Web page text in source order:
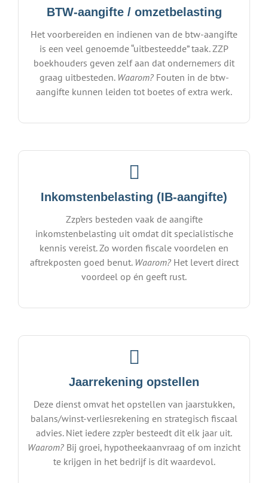
BTW-aangifte / omzetbelasting
Het voorbereiden en indienen van de btw-aangifte
is een veel genoemde “uitbesteedde” taak. ZZP
boekhouders geven zelf aan dat ondernemers dit
graag uitbesteden. Waarom?Fouten in de btw-
aangifte kunnen leiden tot boetes of extra werk.
Inkomstenbelasting (IB-aangifte)
Zzp’ers besteden vaak de aangifte
inkomstenbelasting uit omdat dit specialistische
kennis vereist. Zo worden fiscale voordelen en
aftrekposten goed benut. Waarom?Het levert direct
voordeel op én geeft rust.
Jaarrekening opstellen
Deze dienst omvat het opstellen van jaarstukken,
balans/winst-verliesrekening en strategisch fiscaal
advies. Niet iedere zzp’er besteedt dit elk jaar uit.
Waarom? Bij groei, hypotheekaanvraag of om inzicht
te krijgen in het bedrijf is dit waardevol.